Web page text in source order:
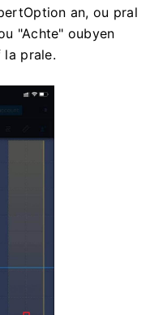
an, ou pral
"Achte" oubyen
la prale.